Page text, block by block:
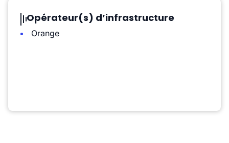
Opérateur(s) d’infrastructure
Orange